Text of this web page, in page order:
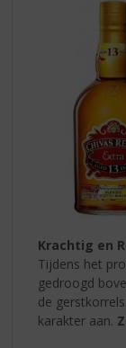
Krachtig en
Tijdens het
gedroogd
de
karakter aan.